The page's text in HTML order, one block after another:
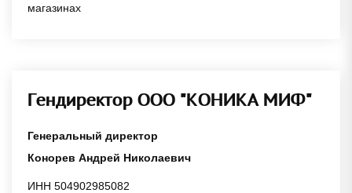
магазинах
Гендиректор ООО "КОНИКА МИФ"
Генеральный директор
Конорев Андрей Николаевич
ИНН 504902985082